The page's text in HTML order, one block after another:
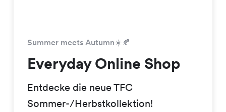
Summer meets Autumn☀️🍂
Everyday Online Shop
Entdecke die neue TFC
Sommer-/Herbstkollektion!